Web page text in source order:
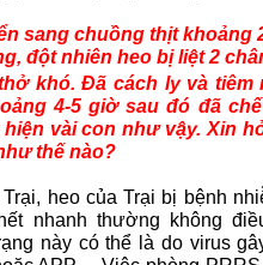
sang chuồng thịt khoảng
đột nhiên heo bị liệt 2
khó. Đã cách ly và tiêm
4-5 giờ sau đó đã
vài con như vậy. Xin
thế nào?
heo của Trại bị bệnh
nhanh thường không
này có thể là do virus